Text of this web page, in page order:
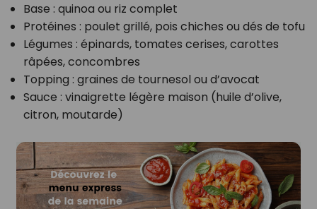
Base : quinoa ou riz complet
Protéines : poulet grillé, pois chiches ou dés de tofu
Légumes : épinards, tomates cerises, carottes
râpées, concombres
Topping : graines de tournesol ou d’avocat
Sauce : vinaigrette légère maison (huile d’olive,
citron, moutarde)